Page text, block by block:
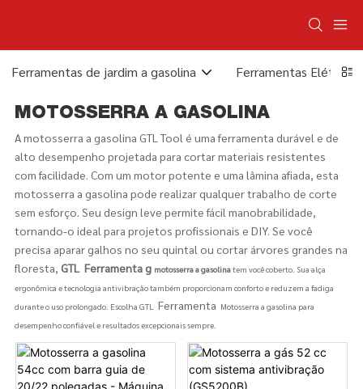
Ferramentas de jardim a gasolina Ferramentas Elétricas
MOTOSSERRA A GASOLINA
A motosserra a gasolina GTL Tool é uma ferramenta durável e de
alto desempenho projetada para cortar materiais resistentes
com facilidade. Com um motor potente e uma lâmina afiada, esta
motosserra a gasolina pode realizar qualquer trabalho de corte
sem esforço. Seu design leve permite fácil manobrabilidade,
tornando-o ideal para projetos profissionais e DIY. Se você
precisa aparar galhos no seu quintal ou cortar árvores grandes na
floresta, GTL Ferramenta g motosserra a gasolinatem você coberto. Sua alça
ergonômica e tecnologia antivibração também proporcionam conforto e reduzem a fadiga
durante o uso prolongado. Escolha GTL
Ferramenta Motosserra a gasolina para
desempenho confiável e resultados excepcionais sempre.